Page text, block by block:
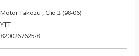
Motor Takozu , Clio 2 (98-06)
YTT
8200267625-8